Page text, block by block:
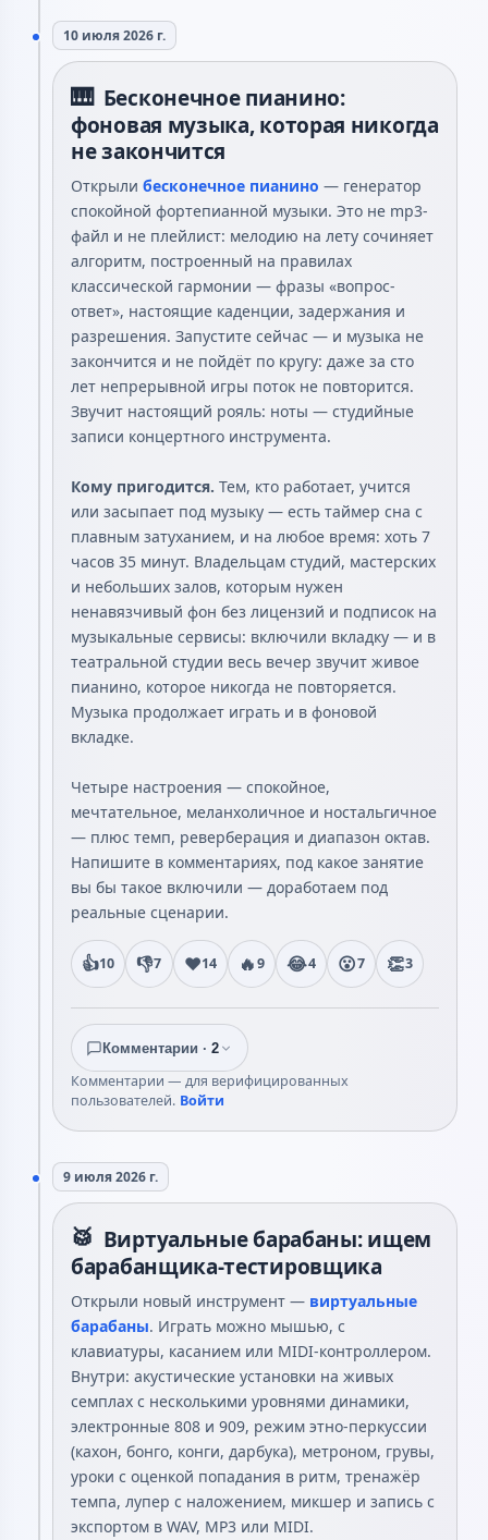
10 июля 2026 г.
🎹 Бесконечное пианино:
фоновая музыка, которая никогда
не закончится
Открыли бесконечное пианино — генератор
спокойной фортепианной музыки. Это не mp3-
файл и не плейлист: мелодию на лету сочиняет
алгоритм, построенный на правилах
классической гармонии — фразы «вопрос-
ответ», настоящие каденции, задержания и
разрешения. Запустите сейчас — и музыка не
закончится и не пойдёт по кругу: даже за сто
лет непрерывной игры поток не повторится.
Звучит настоящий рояль: ноты — студийные
записи концертного инструмента.
Кому пригодится. Тем, кто работает, учится
или засыпает под музыку — есть таймер сна с
плавным затуханием, и на любое время: хоть 7
часов 35 минут. Владельцам студий, мастерских
и небольших залов, которым нужен
ненавязчивый фон без лицензий и подписок на
музыкальные сервисы: включили вкладку — и в
театральной студии весь вечер звучит живое
пианино, которое никогда не повторяется.
Музыка продолжает играть и в фоновой
вкладке.
Четыре настроения — спокойное,
мечтательное, меланхоличное и ностальгичное
— плюс темп, реверберация и диапазон октав.
Напишите в комментариях, под какое занятие
вы бы такое включили — доработаем под
реальные сценарии.
👍10 👎7 ❤️14 🔥9 😂4 😮7 👏3
Комментарии · 2
Комментарии — для верифицированных
пользователей. Войти
9 июля 2026 г.
🥁 Виртуальные барабаны: ищем
барабанщика-тестировщика
Открыли новый инструмент — виртуальные
барабаны. Играть можно мышью, с
клавиатуры, касанием или MIDI-контроллером.
Внутри: акустические установки на живых
семплах с несколькими уровнями динамики,
электронные 808 и 909, режим этно-перкуссии
(кахон, бонго, конги, дарбука), метроном, грувы,
уроки с оценкой попадания в ритм, тренажёр
темпа, лупер с наложением, микшер и запись с
экспортом в WAV, MP3 или MIDI.